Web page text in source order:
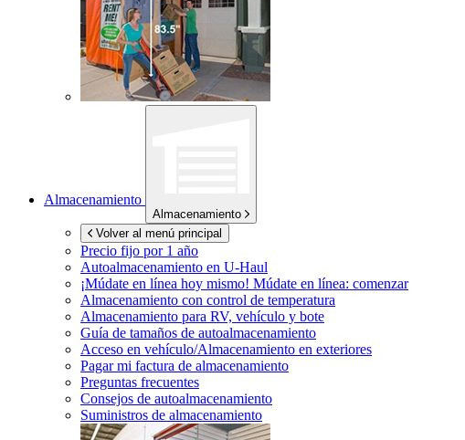
Almacenamiento
Almacenamiento
Volver al menú principal
Precio fijo por 1 año
Autoalmacenamiento en U-Haul
¡Múdate en línea hoy mismo! Múdate en línea: comenzar
Almacenamiento con control de temperatura
Almacenamiento para RV, vehículo y bote
Guía de tamaños de autoalmacenamiento
Acceso en vehículo/Almacenamiento en exteriores
Pagar mi factura de almacenamiento
Preguntas frecuentes
Consejos de autoalmacenamiento
Suministros de almacenamiento